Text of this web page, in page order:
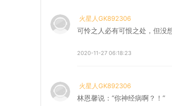
火星人GK892306
可怜之人必有可恨之处，但没
2020-11-27 06:18:23
火星人GK892306
林恩馨说：“你神经病啊？！”